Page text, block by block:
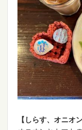
【しらす、オニオ